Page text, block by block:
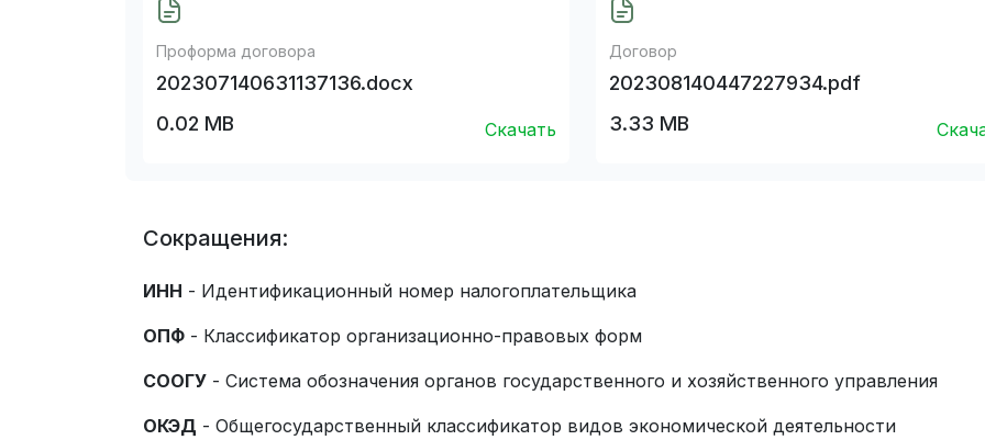
Проформа договора
202307140631137136.docx
0.02 MB
Скачать
Договор
202308140447227934.pdf
3.33 MB
Сокращения:
ИНН - Идентификационный номер налогоплательщика
ОПФ - Классификатор организационно-правовых форм
СООГУ - Система обозначения органов государственного и хозяйственного управления
ОКЭД - Общегосударственный классификатор видов экономической деятельности